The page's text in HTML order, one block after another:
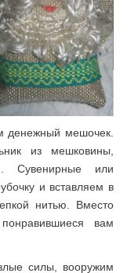
денежный мешочек.
из мешковины,
Сувенирные или
и вставляем в
нитью. Вместо
вам
силы, вооружим